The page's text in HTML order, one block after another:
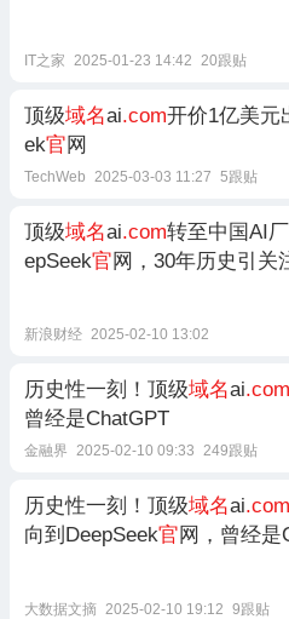
IT之家 2025-01-23 14:42 20跟贴
顶级域名ai.com开价1亿美元
ek官网
TechWeb 2025-03-03 11:27 5跟贴
顶级域名ai.com转至中国AI
epSeek官网，30年历史引关
新浪财经 2025-02-10 13:02
历史性一刻！顶级域名ai.com
曾经是ChatGPT
金融界 2025-02-10 09:33 249跟贴
历史性一刻！顶级域名ai.com
向到DeepSeek官网，曾经是
大数据文摘 2025-02-10 19:12 9跟贴